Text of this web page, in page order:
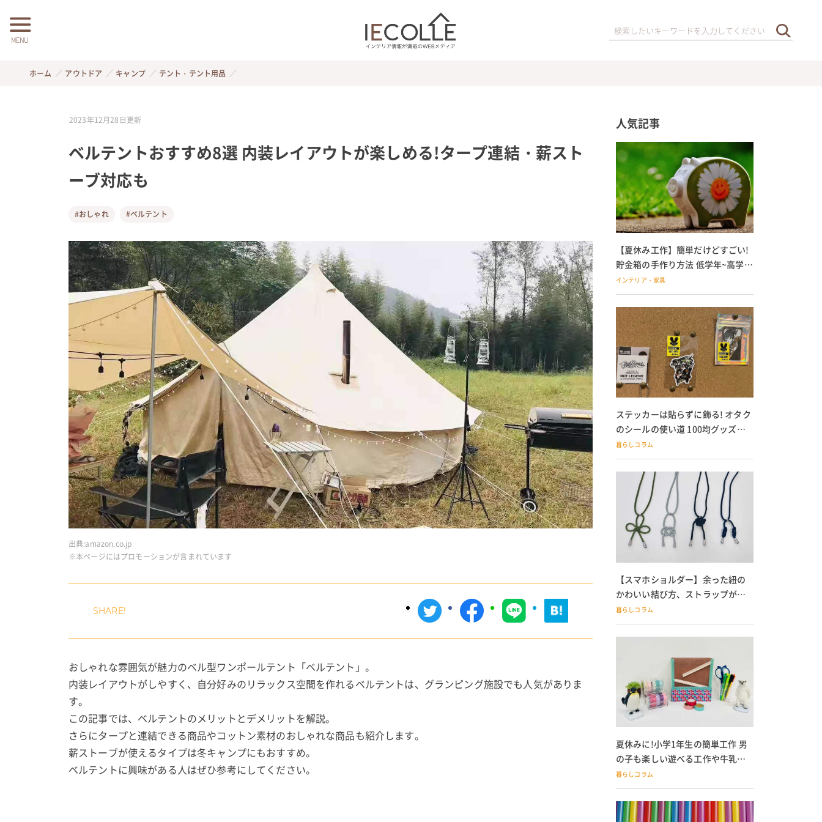
MENU
ホーム アウトドア キャンプ テント・テント用品
2023年12月28日更新
ベルテントおすすめ8選 内装レイアウトが楽しめる!タープ連結・薪スト
ーブ対応も
#おしゃれ #ベルテント
出典:amazon.co.jp
※本ページにはプロモーションが含まれています
おしゃれな雰囲気が魅力のベル型ワンポールテント「ベルテント」。
内装レイアウトがしやすく、自分好みのリラックス空間を作れるベルテントは、グランピング施設でも人気がありま
す。
この記事では、ベルテントのメリットとデメリットを解説。
さらにタープと連結できる商品やコットン素材のおしゃれな商品も紹介します。
薪ストーブが使えるタイプは冬キャンプにもおすすめ。
ベルテントに興味がある人はぜひ参考にしてください。
人気記事
【夏休み工作】簡単だけどすごい!
貯金箱の手作り方法 低学年~高学年
の子どもにも
インテリア・家具
ステッカーは貼らずに飾る! オタク
のシールの使い道 100均グッズで
の飾り方も
暮らしコラム
【スマホショルダー】余った紐の
かわいい結び方、ストラップが落
ちる人必見
暮らしコラム
夏休みに!小学1年生の簡単工作 男
の子も楽しい遊べる工作や牛乳パ
ック貯金箱も
暮らしコラム